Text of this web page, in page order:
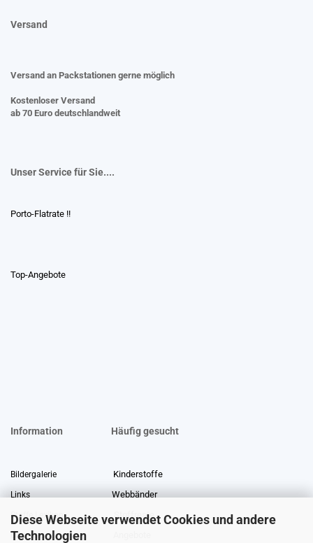
Diese Webseite verwendet Cookies und andere
Technologien
Versand
Versand an Packstationen gerne möglich
Kostenloser Versand
ab 70 Euro deutschlandweit
Unser Service für Sie....
Porto-Flatrate !!
Top-Angebote
Information Häufig gesucht
Bildergalerie Kinderstoffe
Links Webbänder
Stoffe Lexikon Stoffreste
Über uns